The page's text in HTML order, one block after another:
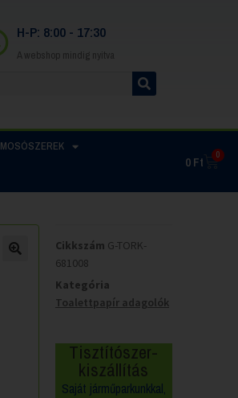
H-P: 8:00 - 17:30
A webshop mindig nyitva
MOSÓSZEREK
0Ft 0
Cikkszám G-TORK-
681008
Kategória
Toalettpapír adagolók
Tisztítószer-
kiszállítás
Saját járműparkunkkal,